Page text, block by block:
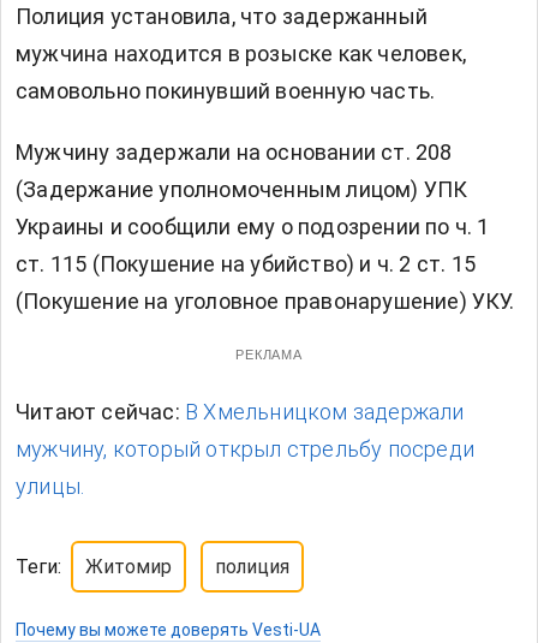
Полиция установила, что задержанный
мужчина находится в розыске как человек,
самовольно покинувший военную часть.
Мужчину задержали на основании ст. 208
(Задержание уполномоченным лицом) УПК
Украины и сообщили ему о подозрении по ч. 1
ст. 115 (Покушение на убийство) и ч. 2 ст. 15
(Покушение на уголовное правонарушение) УКУ.
РЕКЛАМА
Читают сейчас: В Хмельницком задержали
мужчину, который открыл стрельбу посреди
улицы.
Теги: Житомир полиция
Почему вы можете доверять Vesti-UA